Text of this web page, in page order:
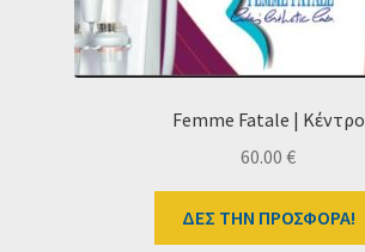
Femme Fatale | Κέντρο
60.00 €
ΔΕΣ ΤΗΝ ΠΡΟΣΦΟΡΑ!